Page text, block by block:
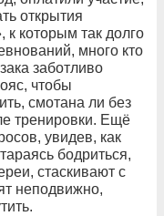
открытия
которым так долго
много кто
заботливо
чтобы
смотана ли без
тренировки. Ещё
увидев, как
бодриться,
стаскивают с
неподвижно,